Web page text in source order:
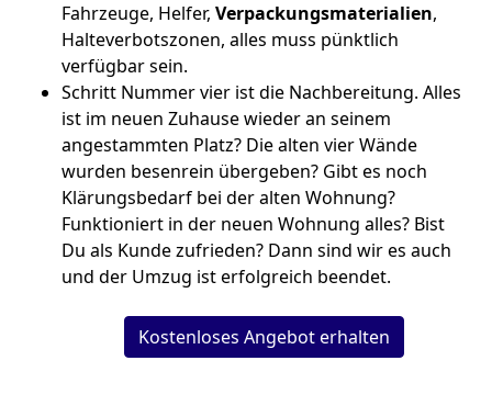
Fahrzeuge, Helfer, Verpackungsmaterialien,
Halteverbotszonen, alles muss pünktlich
verfügbar sein.
Schritt Nummer vier ist die Nachbereitung. Alles
ist im neuen Zuhause wieder an seinem
angestammten Platz? Die alten vier Wände
wurden besenrein übergeben? Gibt es noch
Klärungsbedarf bei der alten Wohnung?
Funktioniert in der neuen Wohnung alles? Bist
Du als Kunde zufrieden? Dann sind wir es auch
und der Umzug ist erfolgreich beendet.
Kostenloses Angebot erhalten